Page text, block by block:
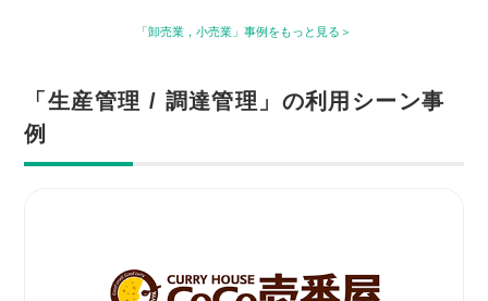
「卸売業，小売業」事例をもっと見る
「生産管理 / 調達管理」の利用シーン事
例